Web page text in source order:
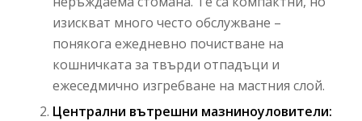
изискват много често обслужване –
понякога ежедневно почистване на
кошничката за твърди отпадъци и
ежеседмично изгребване на мастния слой.
Централни вътрешни мазниноуловители: